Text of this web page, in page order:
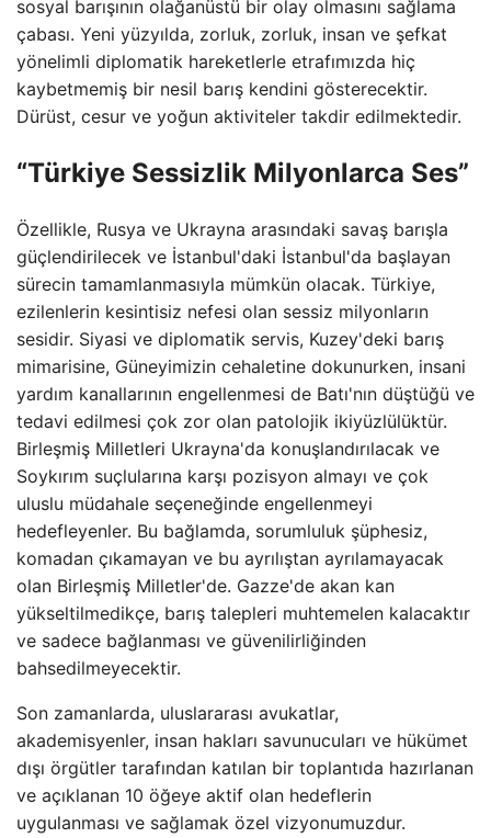
sosyal barışının olağanüstü bir olay olmasını sağlama
çabası. Yeni yüzyılda, zorluk, zorluk, insan ve şefkat
yönelimli diplomatik hareketlerle etrafımızda hiç
kaybetmemiş bir nesil barış kendini gösterecektir.
Dürüst, cesur ve yoğun aktiviteler takdir edilmektedir.
“Türkiye Sessizlik Milyonlarca Ses”
Özellikle, Rusya ve Ukrayna arasındaki savaş barışla
güçlendirilecek ve İstanbul'daki İstanbul'da başlayan
sürecin tamamlanmasıyla mümkün olacak. Türkiye,
ezilenlerin kesintisiz nefesi olan sessiz milyonların
sesidir. Siyasi ve diplomatik servis, Kuzey'deki barış
mimarisine, Güneyimizin cehaletine dokunurken, insani
yardım kanallarının engellenmesi de Batı'nın düştüğü ve
tedavi edilmesi çok zor olan patolojik ikiyüzlülüktür.
Birleşmiş Milletleri Ukrayna'da konuşlandırılacak ve
Soykırım suçlularına karşı pozisyon almayı ve çok
uluslu müdahale seçeneğinde engellenmeyi
hedefleyenler. Bu bağlamda, sorumluluk şüphesiz,
komadan çıkamayan ve bu ayrılıştan ayrılamayacak
olan Birleşmiş Milletler'de. Gazze'de akan kan
yükseltilmedikçe, barış talepleri muhtemelen kalacaktır
ve sadece bağlanması ve güvenilirliğinden
bahsedilmeyecektir.
Son zamanlarda, uluslararası avukatlar,
akademisyenler, insan hakları savunucuları ve hükümet
dışı örgütler tarafından katılan bir toplantıda hazırlanan
ve açıklanan 10 öğeye aktif olan hedeflerin
uygulanması ve sağlamak özel vizyonumuzdur.